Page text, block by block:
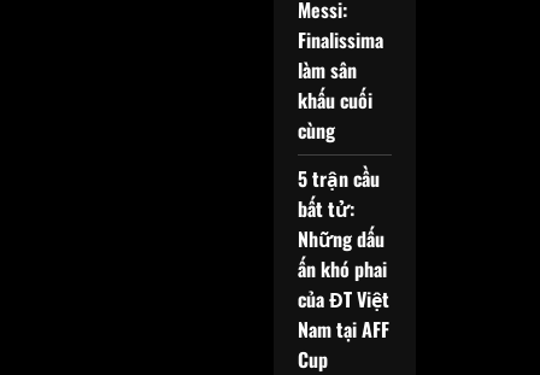
Messi:
Finalissima
làm sân
khấu cuối
cùng
5 trận cầu
bất tử:
Những dấu
ấn khó phai
của ĐT Việt
Nam tại AFF
Cup